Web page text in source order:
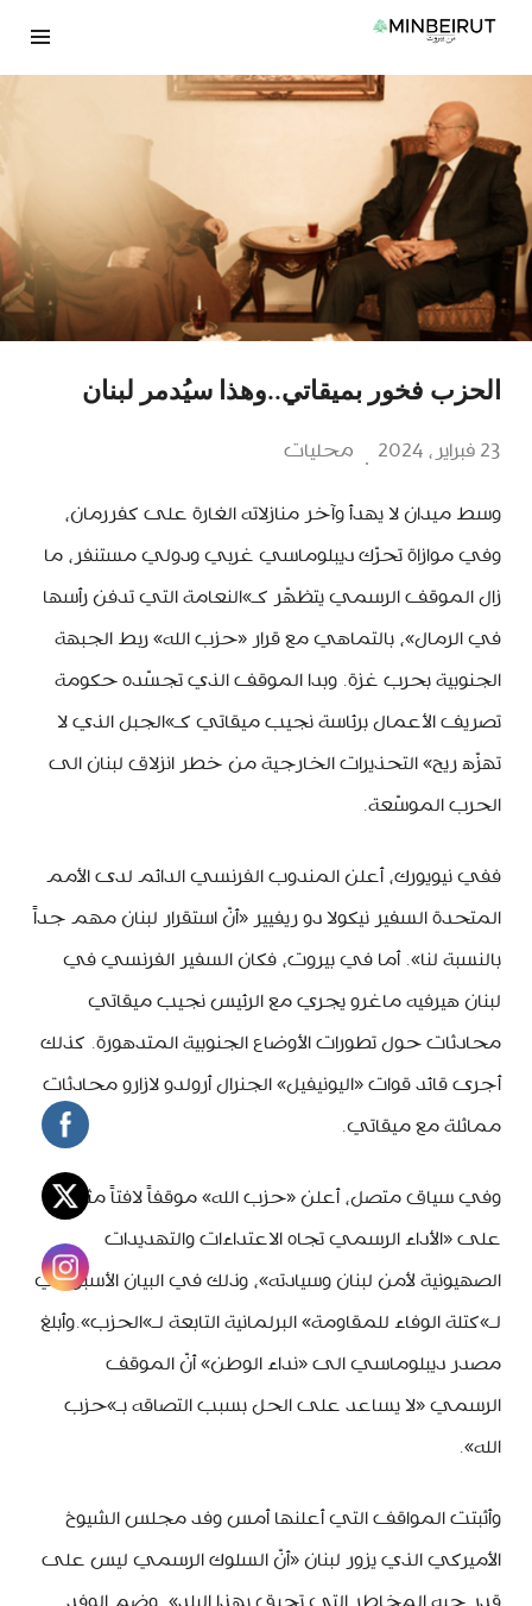
انتقل
المحتوى
الحزب فخور بميقاتي..وهذا سيُدمر لبنان
23 فبراير، 2024 محليات
وسط ميدان لا يهدأ وآخر منازلاته الغارة على كفررمان،
وفي موازاة تحرّك ديبلوماسي غربي ودولي مستنفر، ما
زال الموقف الرسمي يتظهّر كـ»النعامة التي تدفن رأسها
في الرمال»، بالتماهي مع قرار «حزب الله» ربط الجبهة
الجنوبية بحرب غزة. وبدا الموقف الذي تجسّده حكومة
تصريف الأعمال برئاسة نجيب ميقاتي كـ»الجبل الذي لا
تهزّه ريح» التحذيرات الخارجية من خطر انزلاق لبنان الى
الحرب الموسّعة.
ففي نيويورك، أعلن المندوب الفرنسي الدائم لدى الأمم
المتحدة السفير نيكولا دو ريفيير «أنّ استقرار لبنان مهم جداً
بالنسبة لنا». أما في بيروت، فكان السفير الفرنسي في
لبنان هيرفيه ماغرو يجري مع الرئيس نجيب ميقاتي
محادثات حول تطورات الأوضاع الجنوبية المتدهورة. كذلك
أجرى قائد قوات «اليونيفيل» الجنرال أرولدو لازارو محادثات
مماثلة مع ميقاتي.
وفي سياق متصل، أعلن «حزب الله» موقفاً لافتاً مثنياً
على «الأداء الرسمي تجاه الاعتداءات والتهديدات
الصهيونية لأمن لبنان وسيادته»، وذلك في البيان الأسبوعي
لـ»كتلة الوفاء للمقاومة» البرلمانية التابعة لـ»الحزب».وأبلغ
مصدر ديبلوماسي الى «نداء الوطن» أنّ الموقف
الرسمي «لا يساعد على الحل بسبب التصاقه بـ»حزب
الله».
وأثبتت المواقف التي أعلنها أمس وفد مجلس الشيوخ
الأميركي الذي يزور لبنان «أنّ السلوك الرسمي ليس على